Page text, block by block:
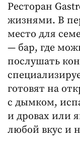
Ресторан
жизнями. В
место для
— бар, где
послушать
готовят на
с дымком,
и дровах или
любой вкус и